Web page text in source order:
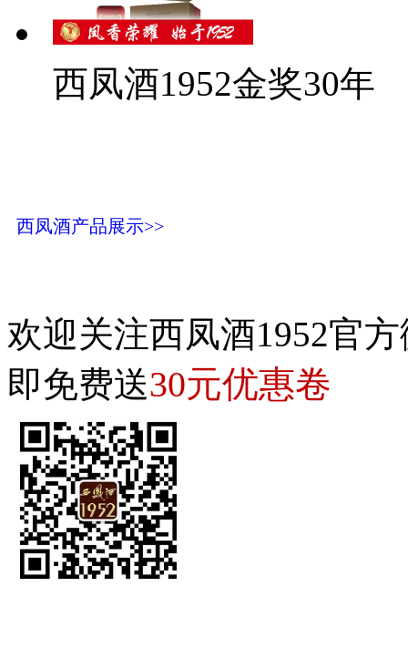
西凤酒1952金奖30年
西凤酒产品展示>>
欢迎关注西凤酒1952官
即免费送30元优惠卷